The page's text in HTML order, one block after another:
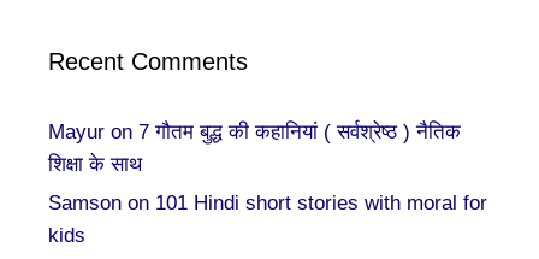
Recent Comments
Mayur on 7 गौतम बुद्ध की कहानियां ( सर्वश्रेष्ठ ) नैतिक
शिक्षा के साथ
Samson on 101 Hindi short stories with moral for
kids